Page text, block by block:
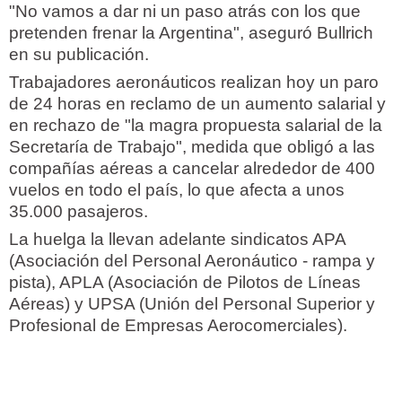
"No vamos a dar ni un paso atrás con los que
pretenden frenar la Argentina", aseguró Bullrich
en su publicación.
Trabajadores aeronáuticos realizan hoy un paro
de 24 horas en reclamo de un aumento salarial y
en rechazo de "la magra propuesta salarial de la
Secretaría de Trabajo", medida que obligó a las
compañías aéreas a cancelar alrededor de 400
vuelos en todo el país, lo que afecta a unos
35.000 pasajeros.
La huelga la llevan adelante sindicatos APA
(Asociación del Personal Aeronáutico - rampa y
pista), APLA (Asociación de Pilotos de Líneas
Aéreas) y UPSA (Unión del Personal Superior y
Profesional de Empresas Aerocomerciales).